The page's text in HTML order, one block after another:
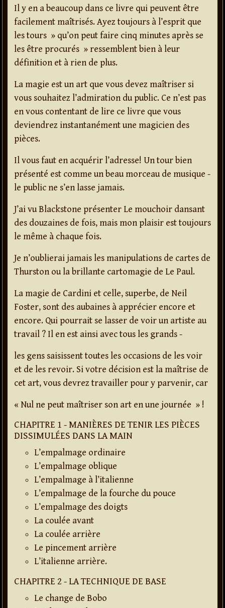
Il y en a beaucoup dans ce livre qui peuvent être
facilement maîtrisés. Ayez toujours à l’esprit que
les tours » qu’on peut faire cinq minutes après se
les être procurés » ressemblent bien à leur
définition et à rien de plus.
La magie est un art que vous devez maîtriser si
vous souhaitez l’admiration du public. Ce n’est pas
en vous contentant de lire ce livre que vous
deviendrez instantanément une magicien des
pièces.
Il vous faut en acquérir l’adresse! Un tour bien
présenté est comme un beau morceau de musique -
le public ne s’en lasse jamais.
J’ai vu Blackstone présenter Le mouchoir dansant
des douzaines de fois, mais mon plaisir est toujours
le même à chaque fois.
Je n’oublierai jamais les manipulations de cartes de
Thurston ou la brillante cartomagie de Le Paul.
La magie de Cardini et celle, superbe, de Neil
Foster, sont des aubaines à apprécier encore et
encore. Qui pourrait se lasser de voir un artiste au
travail ? Il en est ainsi avec tous les grands -
les gens saisissent toutes les occasions de les voir
et de les revoir. Si votre décision est la maîtrise de
cet art, vous devrez travailler pour y parvenir, car
« Nul ne peut maîtriser son art en une journée » !
CHAPITRE 1 - MANIÈRES DE TENIR LES PIÈCES
DISSIMULÉES DANS LA MAIN
L’empalmage ordinaire
L’empalmage oblique
L’empalmage à l’italienne
L’empalmage de la fourche du pouce
L’empalmage des doigts
La coulée avant
La coulée arrière
Le pincement arrière
L’italienne arrière.
CHAPITRE 2 - LA TECHNIQUE DE BASE
Le change de Bobo